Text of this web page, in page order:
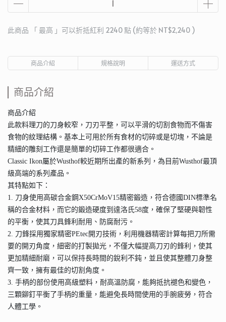
此商品 「 最高 」可以折抵紅利 2240 點 (約等於 NT$2,240 )
商品介紹 規格說明 運送方式
商品介紹
商品介紹
此款料理刀的刀身較窄，刀刃平整，可以平滑的切割食物而不傷害
食物的紋理結構。基本上可用於所有食材的切碎或是切塊，不論是
精細的雕刻工作還是簡單的切碎工作都很適合。
Classic Ikon屬於Wusthof較近期所出產的新系列，為目前Wusthof最頂
級高端的系列產品。
其特點如下：
1. 刀身使用高碳合金鋼X50CrMoV15精密鍛造，符合德國DIN標準名
稱的合金材料，而它的鍛造硬度到達洛氏58度，確保了堅硬與韌性
的平衡，使其刀具鋒利耐用、防腐耐污。
2. 刀鋒採用獨家精密PEtec開刃技術，利用機器精密計算每把刀所需
要的開刃角度，細密的打製拋光，不僅大幅提高刀刃的鋒利，使其
更加精細耐磨，可以保持長時間的銳利不鈍，並且使其整體刀身整
齊一致，擁有最佳的切割角度。
3. 手柄的部份使用高級塑料，耐高溫防腐，能夠抵抗褪色和變色，
三顆鉚釘平衡了手柄的重量，能避免長時間使用的手腕疲勞，符合
人體工學。